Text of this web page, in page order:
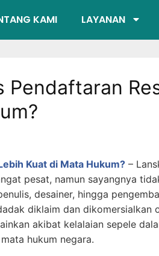
KAMI LAYANAN
Kuat di Mata Hukum? –
pesat, namun sayangnya
desainer, hingga
diklaim dan dikomersialkan
akibat kelalaian sepele
hukum negara.